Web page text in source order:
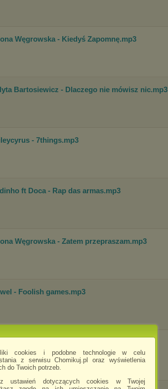
cookies i podobne technologie w celu
z serwisu Chomikuj.pl oraz wyświetlenia
do Twoich potrzeb.
ustawień dotyczących cookies w Twojej
Węgrowska - Kiedyś Zapomnę.mp3
Bartosiewicz - Dlaczego nie mówisz nic.mp3
- 7things.mp3
ft Doca - Rap das armas.mp3
Węgrowska - Zatem przepraszam.mp3
- Foolish games.mp3